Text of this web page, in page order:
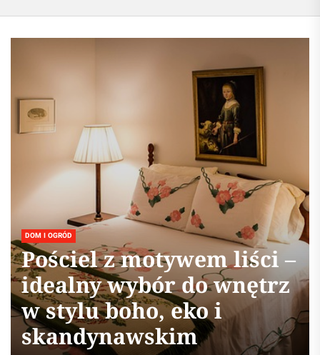
DOM I OGRÓD
Pościel z motywem liści –
idealny wybór do wnętrz
w stylu boho, eko i
skandynawskim